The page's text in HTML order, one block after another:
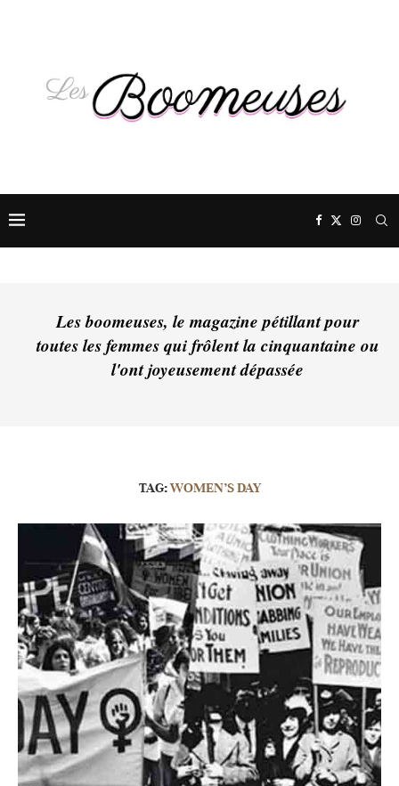
Les boomeuses, le magazine pétillant pour
toutes les femmes qui frôlent la cinquantaine ou
l'ont joyeusement dépassée
TAG:WOMEN’S DAY